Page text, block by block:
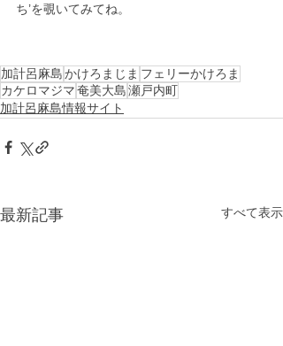
ち’を覗いてみてね。
加計呂麻島かけろまじま フェリーかけろま
カケロマジマ奄美大島瀬戸内町
加計呂麻島情報サイト
最新記事 すべて表示